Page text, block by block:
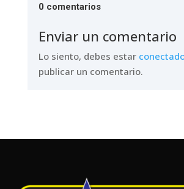
0 comentarios
Enviar un comentario
Lo siento, debes estar
publicar un comentario.